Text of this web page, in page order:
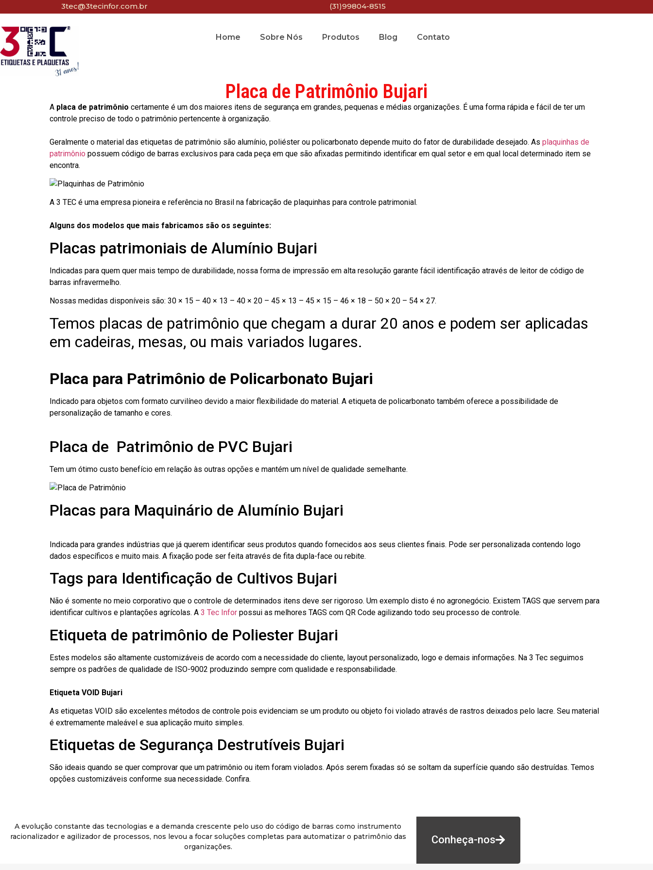
3tec@3tecinfor.com.br (31)99804-8515
Home Sobre Nós Produtos Blog Contato
Placa de Patrimônio Bujari
A placa de patrimônio certamente é um dos maiores itens de segurança em grandes, pequenas e médias organizações. É uma forma rápida e fácil de ter um
controle preciso de todo o patrimônio pertencente à organização.
Geralmente o material das etiquetas de patrimônio são alumínio, poliéster ou policarbonato depende muito do fator de durabilidade desejado. As plaquinhas de
patrimônio possuem código de barras exclusivos para cada peça em que são afixadas permitindo identificar em qual setor e em qual local determinado item se
encontra.
A 3 TEC é uma empresa pioneira e referência no Brasil na fabricação de plaquinhas para controle patrimonial.
Alguns dos modelos que mais fabricamos são os seguintes:
Placas patrimoniais de Alumínio Bujari
Indicadas para quem quer mais tempo de durabilidade, nossa forma de impressão em alta resolução garante fácil identificação através de leitor de código de
barras infravermelho.
Nossas medidas disponíveis são: 30 × 15 – 40 × 13 – 40 × 20 – 45 × 13 – 45 × 15 – 46 × 18 – 50 × 20 – 54 × 27.
Temos placas de patrimônio que chegam a durar 20 anos e podem ser aplicadas
em cadeiras, mesas, ou mais variados lugares.
Placa para Patrimônio de Policarbonato Bujari
Indicado para objetos com formato curvilíneo devido a maior flexibilidade do material. A etiqueta de policarbonato também oferece a possibilidade de
personalização de tamanho e cores.
Placa de Patrimônio de PVC Bujari
Tem um ótimo custo benefício em relação às outras opções e mantém um nível de qualidade semelhante.
Placas para Maquinário de Alumínio Bujari
Indicada para grandes indústrias que já querem identificar seus produtos quando fornecidos aos seus clientes finais. Pode ser personalizada contendo logo
dados específicos e muito mais. A fixação pode ser feita através de fita dupla-face ou rebite.
Tags para Identificação de Cultivos Bujari
Não é somente no meio corporativo que o controle de determinados itens deve ser rigoroso. Um exemplo disto é no agronegócio. Existem TAGS que servem para
identificar cultivos e plantações agrícolas. A 3 Tec Infor possui as melhores TAGS com QR Code agilizando todo seu processo de controle.
Etiqueta de patrimônio de Poliester Bujari
Estes modelos são altamente customizáveis de acordo com a necessidade do cliente, layout personalizado, logo e demais informações. Na 3 Tec seguimos
sempre os padrões de qualidade de ISO-9002 produzindo sempre com qualidade e responsabilidade.
Etiqueta VOID Bujari
As etiquetas VOID são excelentes métodos de controle pois evidenciam se um produto ou objeto foi violado através de rastros deixados pelo lacre. Seu material
é extremamente maleável e sua aplicação muito simples.
Etiquetas de Segurança Destrutíveis Bujari
São ideais quando se quer comprovar que um patrimônio ou item foram violados. Após serem fixadas só se soltam da superfície quando são destruídas. Temos
opções customizáveis conforme sua necessidade. Confira.
A evolução constante das tecnologias e a demanda crescente pelo uso do código de barras como instrumento
racionalizador e agilizador de processos, nos levou a focar soluções completas para automatizar o patrimônio das
organizações.
Conheça-nos